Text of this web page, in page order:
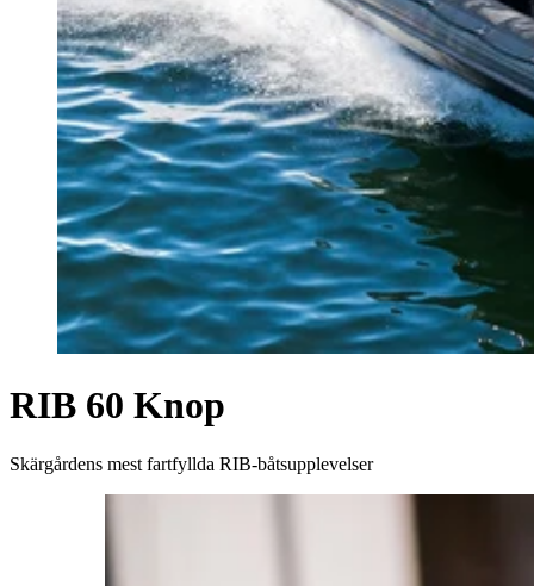
RIB 60 Knop
Skärgårdens mest fartfyllda RIB-båtsupplevelser